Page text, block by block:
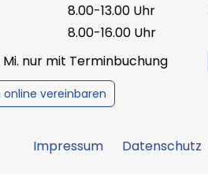
8.00-13.00 Uhr
8.00-16.00 Uhr
Mi. nur mit Terminbuchung
online vereinbaren
Impressum Datenschutz